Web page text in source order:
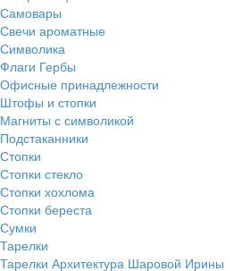
Самовары
Свечи ароматные
Символика
Флаги Гербы
Офисные принадлежности
Штофы и стопки
Магниты с символикой
Подстаканники
Стопки
Стопки стекло
Стопки хохлома
Стопки береста
Сумки
Тарелки
Тарелки Архитектура Шаровой Ирины